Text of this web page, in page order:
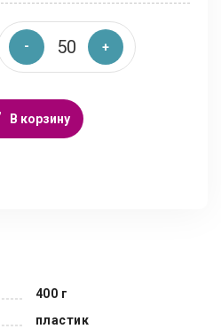
В корзину
400 г
пластик